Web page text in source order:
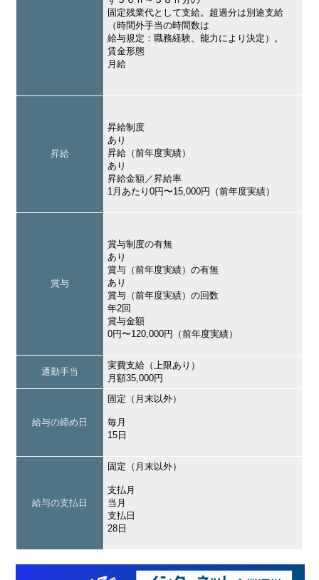
固定残業代として支給。超過分は別途支給
（時間外手当の時間数は
給与規定：職務経験、能力により決定）。
賃金形態
月給
昇給
昇給制度
あり
昇給（前年度実績）
あり
昇給金額／昇給率
1月あたり0円〜15,000円（前年度実績）
賞与
賞与制度の有無
あり
賞与（前年度実績）の有無
あり
賞与（前年度実績）の回数
年2回
賞与金額
0円〜120,000円（前年度実績）
通勤手当
実費支給（上限あり）
月額35,000円
給与の締め日
固定（月末以外）
毎月
15日
給与の支払日
固定（月末以外）
支払月
当月
支払日
28日